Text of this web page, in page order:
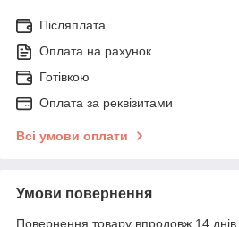
Післяплата
Оплата на рахунок
Готівкою
Оплата за реквізитами
Всі умови оплати
Умови повернення
Повернення товару впродовж 14